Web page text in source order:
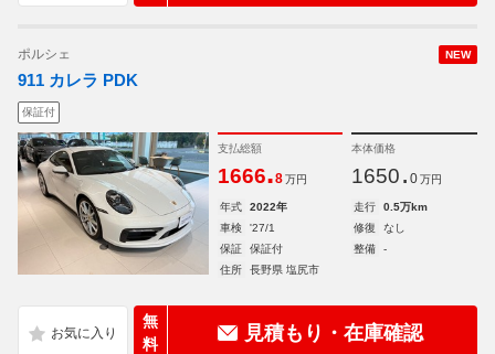
NEW
ポルシェ
911 カレラ PDK
保証付
支払総額
1666.8 万円
本体価格
1650. 0 万円
年式 2022年 走行
0.5万km
車検
'27/1 修復
なし
保証
保証付 整備
-
住所
長野県 塩尻市
無
料
見積もり・在庫確認